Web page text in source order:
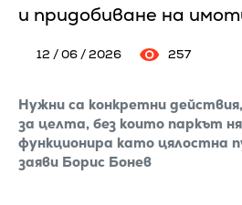
и придобиване на
12 / 06 / 2026 257
Нужни са конкретни
за целта, без които паркът
функционира като цялостна
заяви Борис Бонев